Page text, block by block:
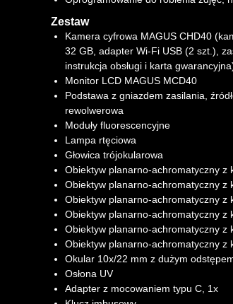
Zestaw
Kamera cyfrowa MAGUS CHD40
32 GB, adapter Wi-Fi USB (2 szt.),
instrukcja obsługi i karta
Monitor LCD MAGUS MCD40
Podstawa z gniazdem zasilania,
rewolwerowa
Moduły fluorescencyjne
Lampa rtęciowa
Głowica trójokularowa
Obiektyw planarno-achromatyczny z
Obiektyw planarno-achromatyczny z
Obiektyw planarno-achromatyczny z
Obiektyw planarno-achromatyczny z
Obiektyw planarno-achromatyczny z
Obiektyw planarno-achromatyczny z
Okular 10x/22 mm z dużym
Osłona UV
Adapter z mocowaniem typu C, 1x